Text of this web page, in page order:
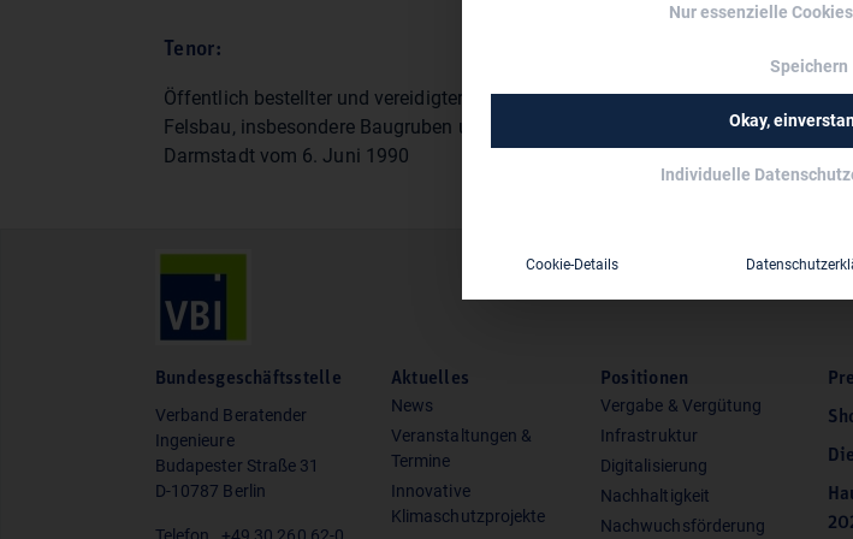
Tenor:
Öffentlich bestellter und vereidigter Sachverständiger für Grund- und
Felsbau, insbesondere Baugruben und Baugrundverformungen durch IHK
Darmstadt vom 6. Juni 1990
Bundesgeschäftsstelle
Verband Beratender
Ingenieure
Budapester Straße 31
D-10787 Berlin
Aktuelles
News
Veranstaltungen &
Termine
Innovative
Klimaschutzprojekte
Positionen
Vergabe & Vergütung
Infrastruktur
Digitalisierung
Nachhaltigkeit
Nachwuchsförderung
Nur essenzielle
Speichern
Okay,
Individuelle
Cookie-Details